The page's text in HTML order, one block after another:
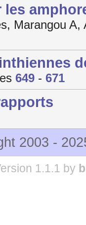
les
Marangou
649 - 671
2003 -
1.1.1 by